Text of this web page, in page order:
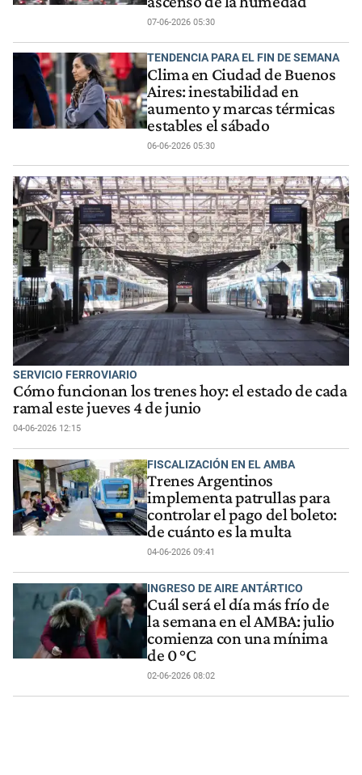
07-06-2026 05:30
TENDENCIA PARA EL FIN DE SEMANA
Clima en Ciudad de Buenos
Aires: inestabilidad en
aumento y marcas térmicas
estables el sábado
06-06-2026 05:30
SERVICIO FERROVIARIO
Cómo funcionan los trenes hoy: el estado de cada
ramal este jueves 4 de junio
04-06-2026 12:15
FISCALIZACIÓN EN EL AMBA
Trenes Argentinos
implementa patrullas para
controlar el pago del boleto:
de cuánto es la multa
04-06-2026 09:41
INGRESO DE AIRE ANTÁRTICO
Cuál será el día más frío de
la semana en el AMBA: julio
comienza con una mínima
de 0 °C
02-06-2026 08:02